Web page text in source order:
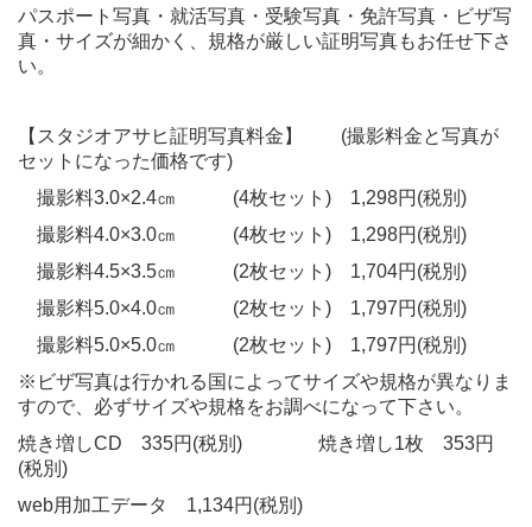
パスポート写真・就活写真・受験写真・免許写真・ビザ写
真・サイズが細かく、規格が厳しい証明写真もお任せ下さ
い。
【スタジオアサヒ証明写真料金】 (撮影料金と写真が
セットになった価格です)
撮影料3.0×2.4㎝ (4枚セット) 1,298円(税別)
撮影料4.0×3.0㎝ (4枚セット) 1,298円(税別)
撮影料4.5×3.5㎝ (2枚セット) 1,704円(税別)
撮影料5.0×4.0㎝ (2枚セット) 1,797円(税別)
撮影料5.0×5.0㎝ (2枚セット) 1,797円(税別)
※ビザ写真は行かれる国によってサイズや規格が異なりま
すので、必ずサイズや規格をお調べになって下さい。
焼き増しCD 335円(税別) 焼き増し1枚 353円
(税別)
web用加工データ 1,134円(税別)